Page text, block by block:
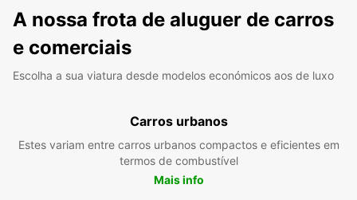
A nossa frota de aluguer de carros
e comerciais
Escolha a sua viatura desde modelos económicos aos de luxo
Carros urbanos
Estes variam entre carros urbanos compactos e eficientes em
termos de combustível
Mais info